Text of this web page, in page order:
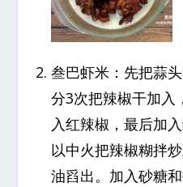
叁巴虾米：先把蒜
分3次把辣椒干加入
入红辣椒，最后加
以中火把辣椒糊拌
油舀出。加入砂糖